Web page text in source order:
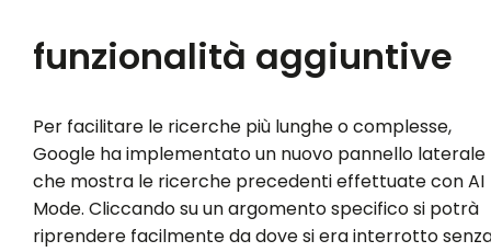
funzionalità aggiuntive
Per facilitare le ricerche più lunghe o complesse,
Google ha implementato un nuovo pannello laterale
che mostra le ricerche precedenti effettuate con AI
Mode. Cliccando su un argomento specifico si potrà
riprendere facilmente da dove si era interrotto